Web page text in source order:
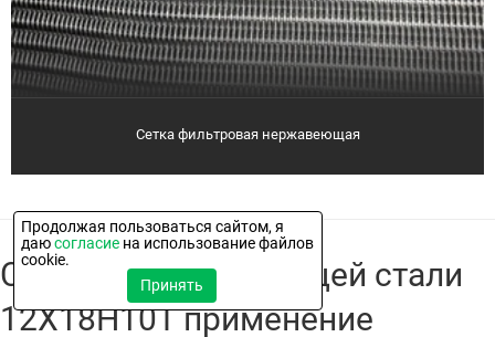
Сетка фильтровая нержавеющая
Сетка из нержавеющей стали
12Х18Н10Т применение
Продолжая пользоваться сайтом, я
даюсогласие на использование файлов
cookie.
Принять